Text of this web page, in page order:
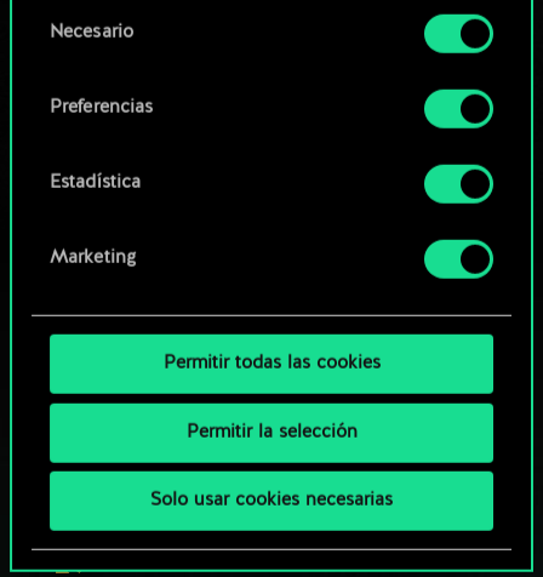
Encontrarás todos los detalles sobre nuestro uso
preferencias al respecto en el menú «Ajustes» de
deNecesario
Preferencias
Estadística
Marketing
Permitir todas las cookies
Permitir la selección
Solo usar cookies necesarias